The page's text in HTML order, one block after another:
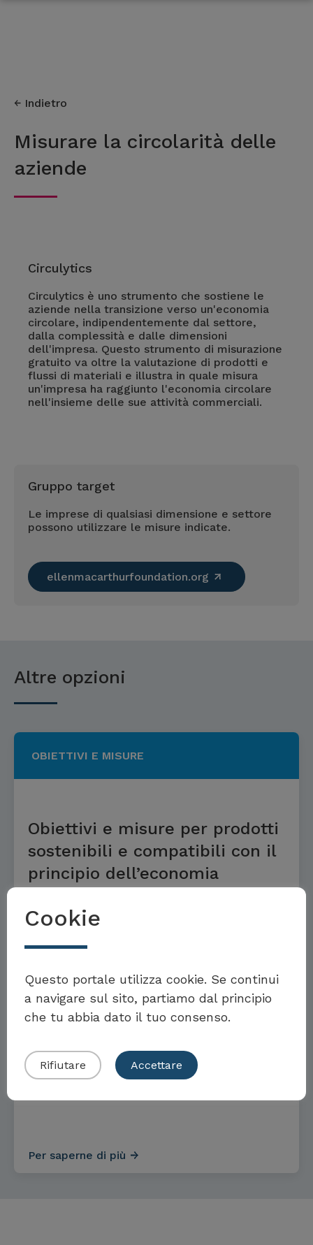
Indietro
Misurare la circolarità delle
aziende
Circulytics
Circulytics è uno strumento che sostiene le
aziende nella transizione verso un'economia
circolare, indipendentemente dal settore,
dalla complessità e dalle dimensioni
dell'impresa. Questo strumento di misurazione
gratuito va oltre la valutazione di prodotti e
flussi di materiali e illustra in quale misura
un'impresa ha raggiunto l'economia circolare
nell'insieme delle sue attività commerciali.
Gruppo target
Le imprese di qualsiasi dimensione e settore
possono utilizzare le misure indicate.
ellenmacarthurfoundation.org
Altre opzioni
OBIETTIVI E MISURE
Obiettivi e misure per prodotti
sostenibili e compatibili con il
principio dell’economia
OBIETTIVI E MISURE
Obiettivi e misure per un
Per saperne di più
Cookie
Questo portale utilizza cookie. Se continui
a navigare sul sito, partiamo dal principio
che tu abbia dato il tuo consenso.
Rifiutare Accettare